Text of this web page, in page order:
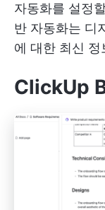
자동화를 설정
반 자동화는 디
에 대한 최신
ClickUp